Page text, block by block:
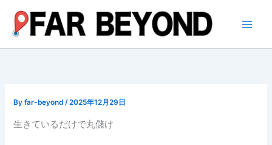
ス
Byfar-beyond/2025年12月29日
生きているだけで丸儲け